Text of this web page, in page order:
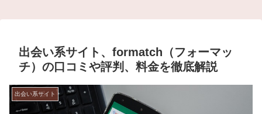
出会い系サイト、formatch（フォーマッ
チ）の口コミや評判、料金を徹底解説
出会い系サイト